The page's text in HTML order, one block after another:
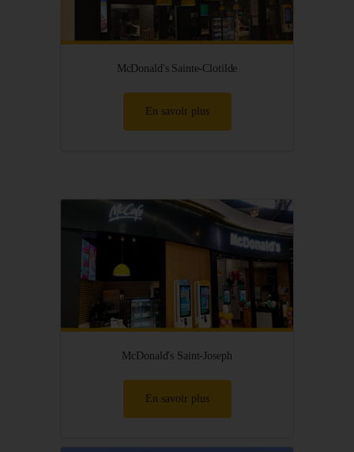
McDonald's Sainte-Clotilde
En savoir plus
McDonald's Saint-Joseph
En savoir plus